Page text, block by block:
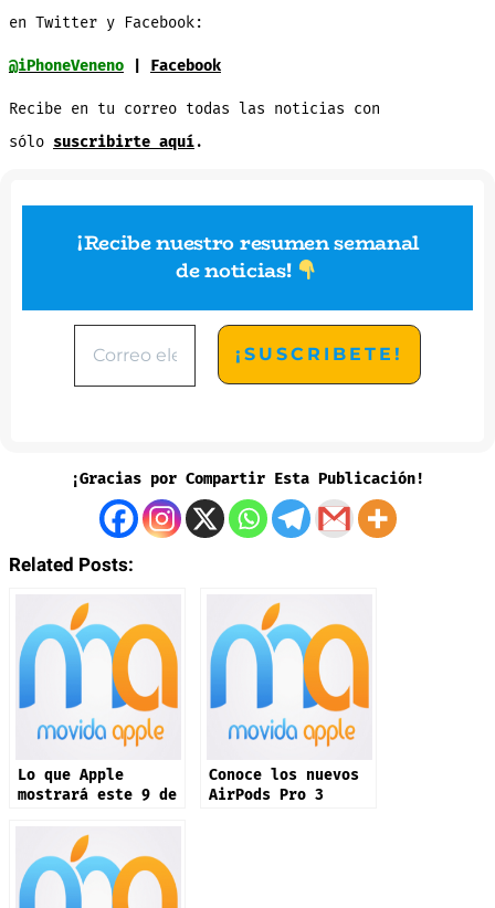
en Twitter y Facebook:
@iPhoneVeneno| Facebook
Recibe en tu correo todas las noticias con
sólo suscribirte aquí.
¡Recibe nuestro resumen semanal
de noticias!
¡Gracias por Compartir Esta Publicación!
Related Posts:
Lo que Apple
mostrará este 9 de
17 y más productos
Conoce los nuevos
AirPods Pro 3